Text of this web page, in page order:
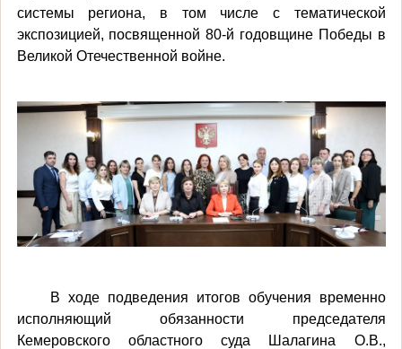
системы региона, в том числе с тематической
экспозицией, посвященной 80-й годовщине Победы в
Великой Отечественной войне.
В ходе подведения итогов обучения временно
исполняющий обязанности председателя
Кемеровского областного суда Шалагина О.В.,